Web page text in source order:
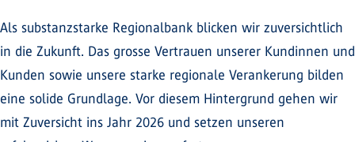
Als substanzstarke Regionalbank blicken wir zuversichtlich
in die Zukunft. Das grosse Vertrauen unserer Kundinnen und
Kunden sowie unsere starke regionale Verankerung bilden
eine solide Grundlage. Vor diesem Hintergrund gehen wir
mit Zuversicht ins Jahr 2026 und setzen unseren